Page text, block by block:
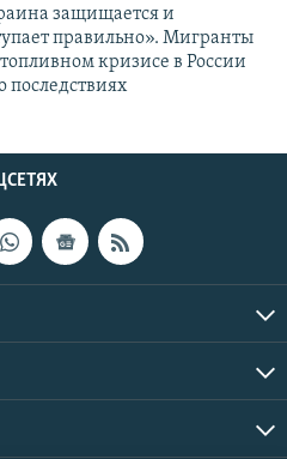
защищается и
правильно». Мигранты
кризисе в России
последствиях